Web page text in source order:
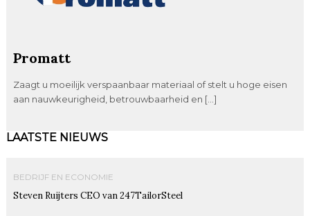
Promatt
Zaagt u moeilijk verspaanbaar materiaal of stelt u hoge eisen
aan nauwkeurigheid, betrouwbaarheid en […]
LAATSTE NIEUWS
BEDRIJF EN ECONOMIE
Steven Ruijters CEO van 247TailorSteel